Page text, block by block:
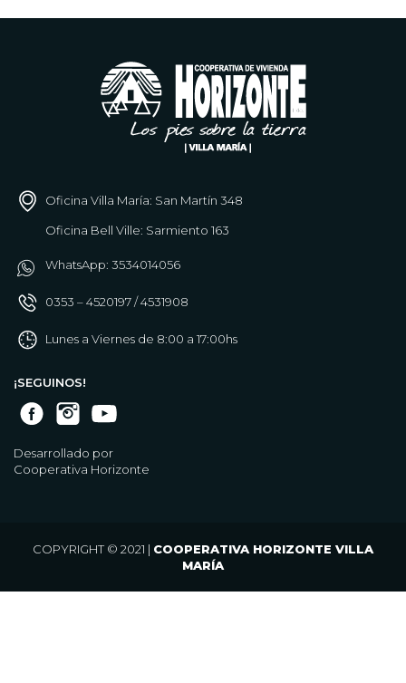
Oficina Villa María: San Martín 348
Oficina Bell Ville: Sarmiento 163
WhatsApp: 3534014056
0353 – 4520197 / 4531908
Lunes a Viernes de 8:00 a 17:00hs
¡SEGUINOS!
Desarrollado por
Cooperativa Horizonte
COPYRIGHT © 2021 | COOPERATIVA HORIZONTE VILLA
MARÍA